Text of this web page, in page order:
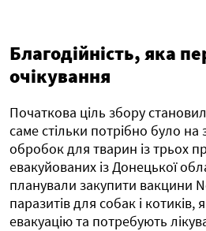
Благодійність, яка
очікування
Початкова ціль збору
саме стільки потрібно було на
обробок для тварин із трьох
евакуйованих із Донецької
планували закупити вакцини
паразитів для собак і котиків,
евакуацію та потребують